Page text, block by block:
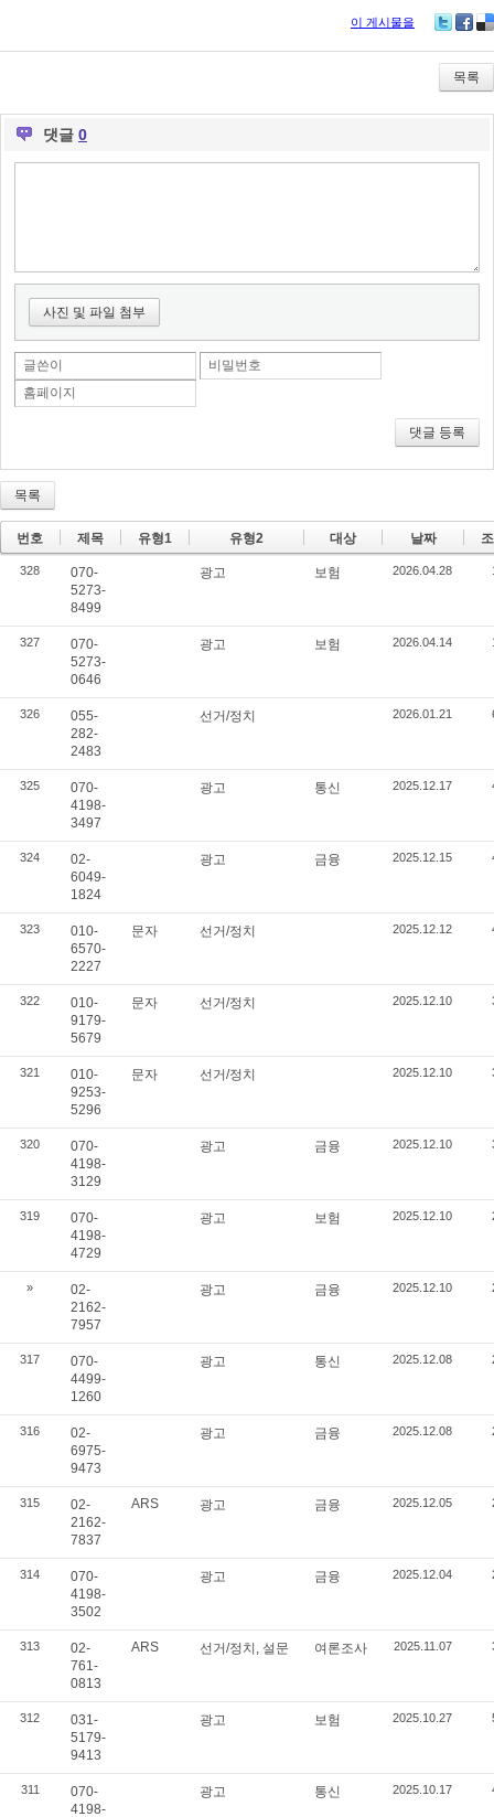
이 게시물을
itte ce
bo
ok
lici
ou
s
목록
댓글 0
사진 및 파일 첨부
글쓴이
비밀번호
홈페이지
댓글 등록
목록
번호 제목 유형1 유형2 대상 날짜
328
070-
5273-
8499
광고 보험 2026.04.28
327
070-
5273-
0646
광고 보험 2026.04.14
326
055-
282-
2483
선거/정치 2026.01.21
325
070-
4198-
3497
광고 통신 2025.12.17
324
02-
6049-
1824
광고 금융 2025.12.15
323
010-
6570-
2227
문자 선거/정치 2025.12.12
322
010-
9179-
5679
문자 선거/정치 2025.12.10
321
010-
9253-
5296
문자 선거/정치 2025.12.10
320
070-
4198-
3129
광고 금융 2025.12.10
319
070-
4198-
4729
광고 보험 2025.12.10
»
02-
2162-
7957
광고 금융 2025.12.10
317
070-
4499-
1260
광고 통신 2025.12.08
316
02-
6975-
9473
광고 금융 2025.12.08
315
02-
2162-
7837
ARS 광고 금융 2025.12.05
314
070-
4198-
3502
광고 금융 2025.12.04
313
02-
761-
0813
ARS 선거/정치, 설문 여론조사 2025.11.07
312
031-
5179-
9413
광고 보험 2025.10.27
311
070-
4198-
광고 통신 2025.10.17